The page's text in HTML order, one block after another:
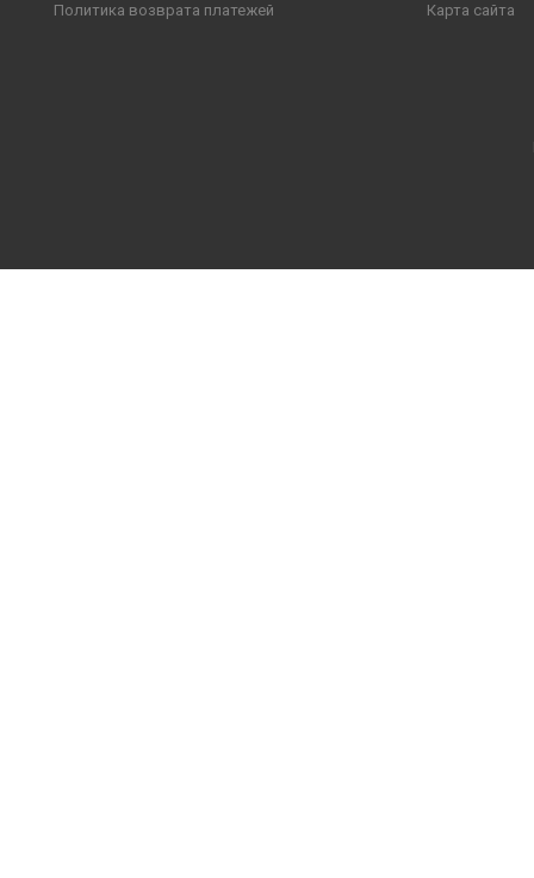
Политика возврата платежей
Карта сайта